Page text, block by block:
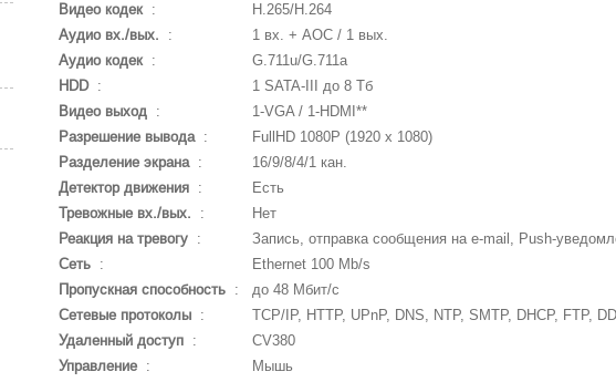
Видео кодек:
H.265/H.264
Аудио вх./вых. :
1 вх. + AOC / 1 вых.
Аудио кодек:
G.711u/G.711a
HDD:
1 SATA-III до 8 Тб
Видео выход :
1-VGA / 1-HDMI**
Разрешение вывода:
FullHD 1080P (1920 x 1080)
Разделение экрана:
16/9/8/4/1 кан.
Детектор движения :
Есть
Тревожные вх./вых. :
Нет
Реакция на тревогу :
Запись, отправка сообщения на e-mail, Push-
Сеть :
Ethernet 100 Mb/s
Пропускная способность :
до 48 Мбит/с
Сетевые протоколы :
TCP/IP, HTTP, UPnP, DNS, NTP, SMTP, DHCP, FTP,
Удаленный доступ :
CV380
Управление :
Мышь